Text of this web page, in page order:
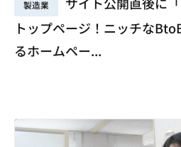
製造業
トップページ！ニッチな
るホームペー...